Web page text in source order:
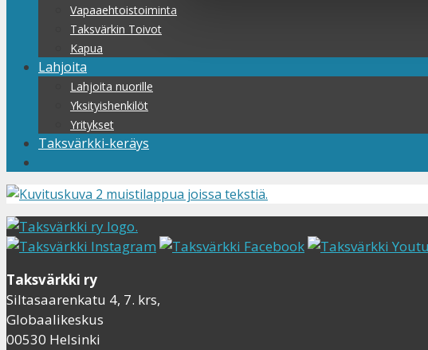
Vapaaehtoistoiminta
Taksvärkin Toivot
Kapua
Lahjoita
Lahjoita nuorille
Yksityishenkilöt
Yritykset
Taksvärkki-keräys
Taksvärkki ry
Siltasaarenkatu 4, 7. krs,
Globaalikeskus
00530 Helsinki